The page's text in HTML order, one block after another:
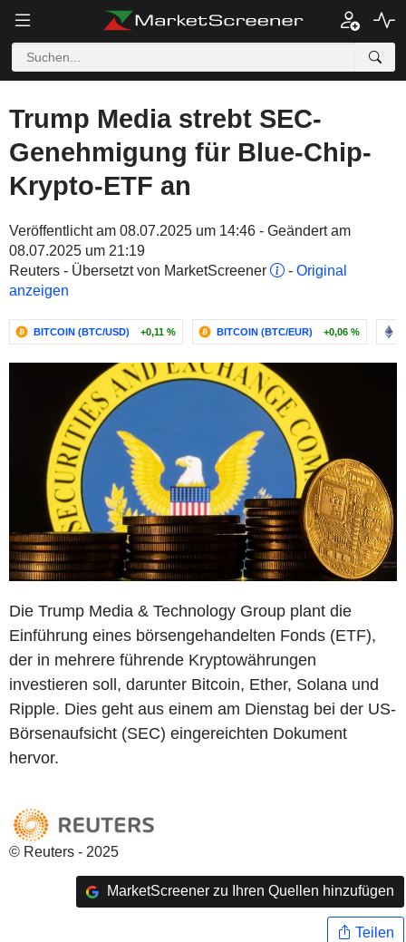
Trump Media strebt SEC-
Genehmigung für Blue-Chip-
Krypto-ETF an
Veröffentlicht am 08.07.2025 um 14:46 - Geändert am
08.07.2025 um 21:19
Reuters - Übersetzt von MarketScreener
- Original
anzeigen
BITCOIN (BTC/USD) +0,11 % BITCOIN (BTC/EUR) +0,06 %
Die Trump Media & Technology Group plant die
Einführung eines börsengehandelten Fonds (ETF),
der in mehrere führende Kryptowährungen
investieren soll, darunter Bitcoin, Ether, Solana und
Ripple. Dies geht aus einem am Dienstag bei der US-
Börsenaufsicht (SEC) eingereichten Dokument
hervor.
© Reuters - 2025
MarketScreener zu Ihren Quellen hinzufügen
Teilen